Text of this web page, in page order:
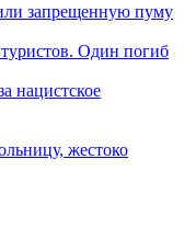
запрещенную пуму
Один погиб
нацистское
жестоко